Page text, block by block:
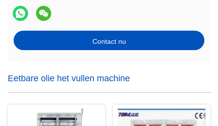
Contact nu
Eetbare olie het vullen machine